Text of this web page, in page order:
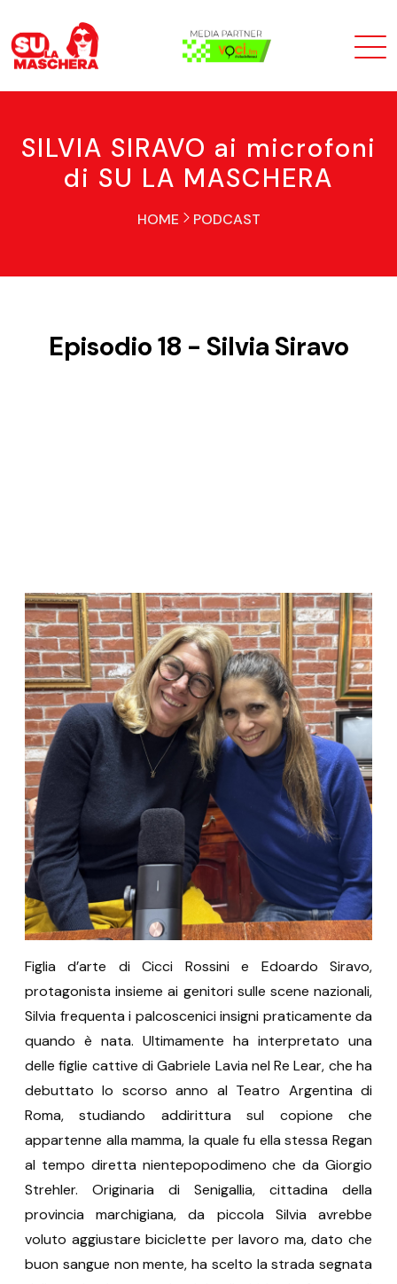
SILVIA SIRAVO ai microfoni
di SU LA MASCHERA
HOME PODCAST
Episodio 18 - Silvia Siravo
Figlia d’arte di Cicci Rossini e Edoardo Siravo,
protagonista insieme ai genitori sulle scene nazionali,
Silvia frequenta i palcoscenici insigni praticamente da
quando è nata. Ultimamente ha interpretato una
delle figlie cattive di Gabriele Lavia nel Re Lear, che ha
debuttato lo scorso anno al Teatro Argentina di
Roma, studiando addirittura sul copione che
appartenne alla mamma, la quale fu ella stessa Regan
al tempo diretta nientepopodimeno che da Giorgio
Strehler. Originaria di Senigallia, cittadina della
provincia marchigiana, da piccola Silvia avrebbe
voluto aggiustare biciclette per lavoro ma, dato che
buon sangue non mente, ha scelto la strada segnata